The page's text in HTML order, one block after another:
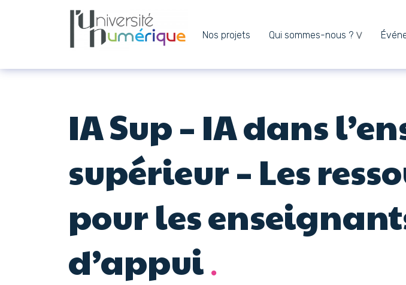
Navigation principale Nos projets Qui sommes-nous ?
IA Sup – IA dans
supérieur – Les
pour les
d’appui